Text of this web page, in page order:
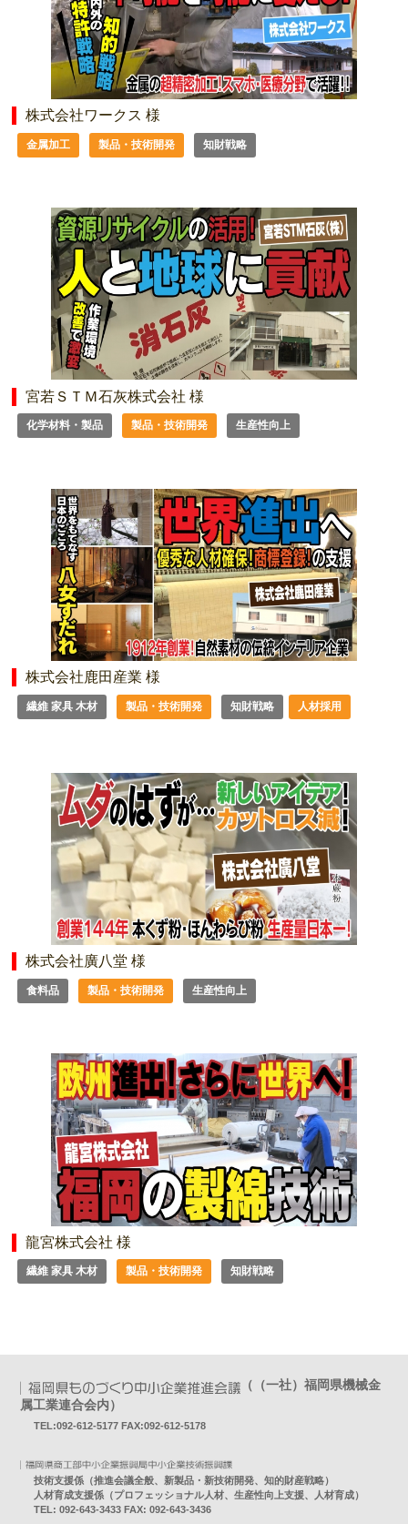
株式会社ワークス 様
金属加工 製品・技術開発 知財戦略
宮若ＳＴＭ石灰株式会社 様
化学材料・製品 製品・技術開発 生産性向上
株式会社鹿田産業 様
繊維 家具 木材 製品・技術開発 知財戦略 人材採用
株式会社廣八堂 様
食料品 製品・技術開発 生産性向上
龍宮株式会社 様
繊維 家具 木材 製品・技術開発 知財戦略
（（一社）福岡県機械金
属工業連合会内）
TEL:092-612-5177 FAX:092-612-5178
技術支援係（推進会議全般、新製品・新技術開発、知的財産戦略）
人材育成支援係（プロフェッショナル人材、生産性向上支援、人材育成）
TEL: 092-643-3433 FAX: 092-643-3436